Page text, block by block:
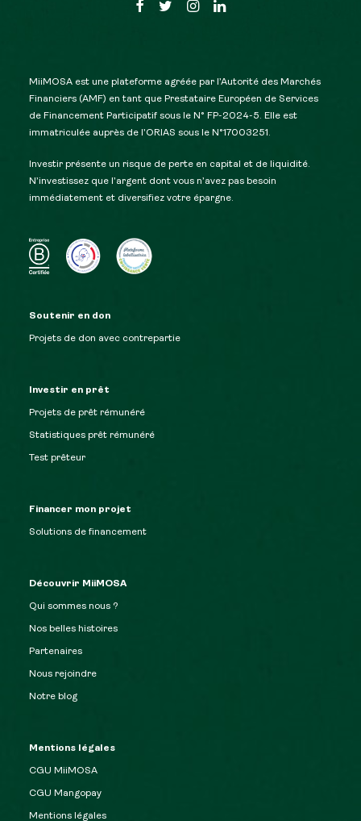
MiiMOSA est une plateforme agréée par l’Autorité des Marchés
Financiers (AMF) en tant que Prestataire Européen de Services
de Financement Participatif sous le N° FP-2024-5. Elle est
immatriculée auprès de l’ORIAS sous le N°17003251.
Investir présente un risque de perte en capital et de liquidité.
N’investissez que l’argent dont vous n’avez pas besoin
immédiatement et diversifiez votre épargne.
Soutenir en don
Projets de don avec contrepartie
Investir en prêt
Projets de prêt rémunéré
Statistiques prêt rémunéré
Test prêteur
Financer mon projet
Solutions de financement
Découvrir MiiMOSA
Qui sommes nous ?
Nos belles histoires
Partenaires
Nous rejoindre
Notre blog
Mentions légales
CGU MiiMOSA
CGU Mangopay
Mentions légales